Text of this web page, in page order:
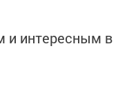
и интересным в